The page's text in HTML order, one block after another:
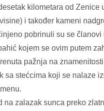
kilometara od
i također kameni
pobrinuli su se
kojem se ovim putem
pažnja na
sa stećcima koji se nalaze
na zalazak sunca preko